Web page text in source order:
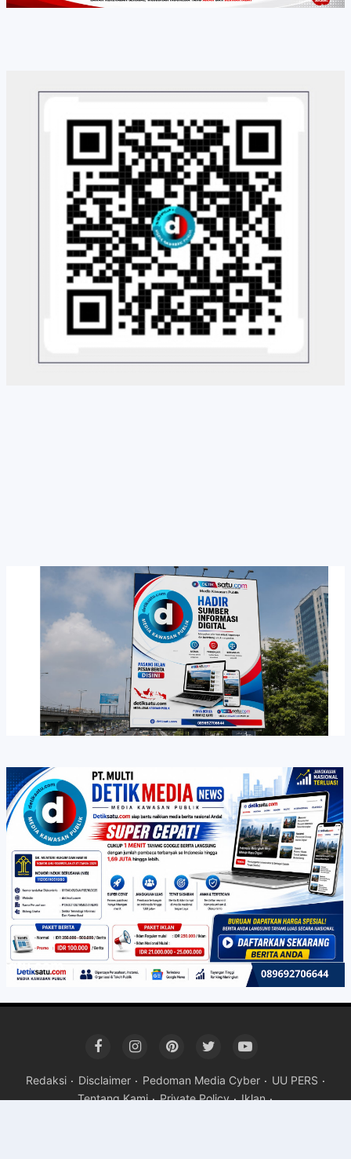
Redaksi Disclaimer Pedoman Media Cyber
UU PERS
Tentang Kami
Private Policy Iklan